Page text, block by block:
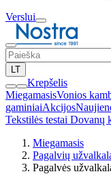
Verslui
LT
Krepšelis
MiegamasisVonios
gaminiaiAkcijos
Tekstilės testai Dovanų
Miegamasis
Pagalvių
Pagalvės